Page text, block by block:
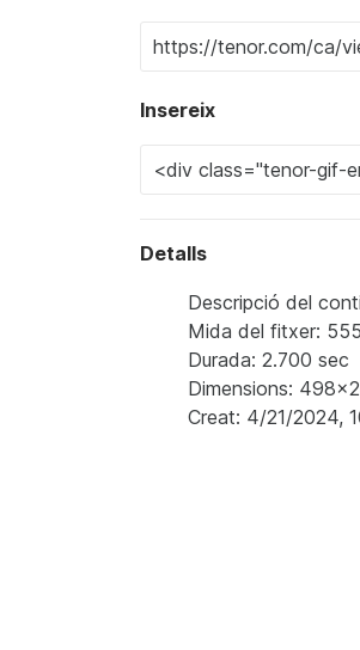
Insereix
Detalls
Descripció del
Mida del fitxer:
Durada: 2.700 sec
Dimensions:
Creat: 4/21/2024,